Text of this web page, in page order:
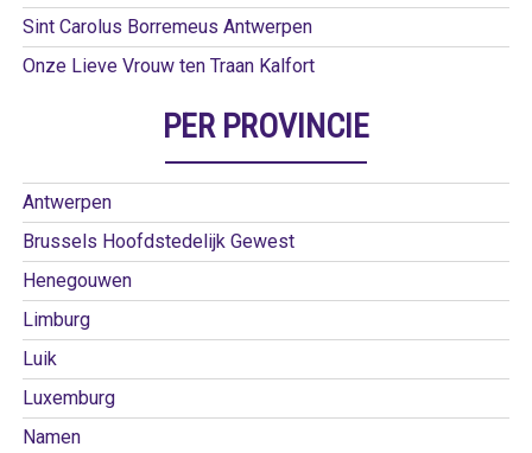
Sint Carolus Borremeus Antwerpen
Onze Lieve Vrouw ten Traan Kalfort
PER PROVINCIE
Antwerpen
Brussels Hoofdstedelijk Gewest
Henegouwen
Limburg
Luik
Luxemburg
Namen